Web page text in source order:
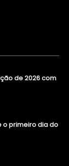
de 2026 com
o primeiro dia do